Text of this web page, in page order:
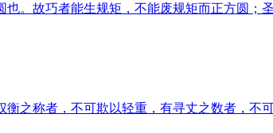
。故巧者能生规矩，不能废规矩而正方圆；
之称者，不可欺以轻重，有寻丈之数者，不可